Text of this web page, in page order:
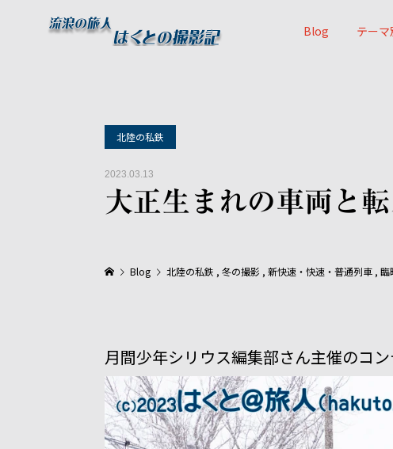
Blog テーマ
北陸の私鉄
2023.03.13
大正生まれの車両と
Blog 北陸の私鉄 , 冬の撮影 , 新快速・快速・普通列車 , 臨
月間少年シリウス編集部さん主催のコ